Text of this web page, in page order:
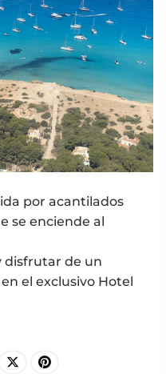
por acantilados
se enciende al
disfrutar de un
el exclusivo Hotel